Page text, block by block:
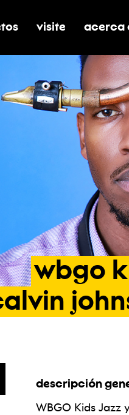
submenú de
alternar
visite alternar
acerca
wbgo
descripción
WBGO Kids Jazz